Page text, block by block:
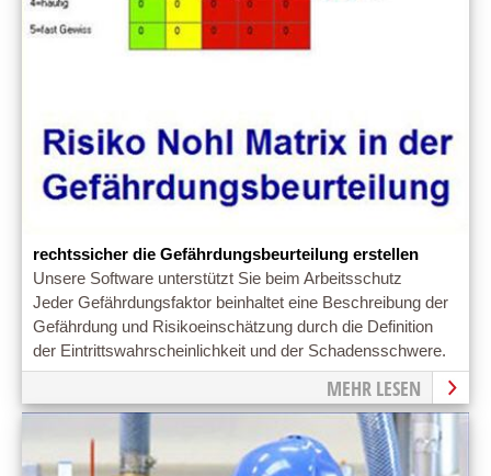
rechtssicher die Gefährdungsbeurteilung erstellen
Unsere Software unterstützt Sie beim Arbeitsschutz
Jeder Gefährdungsfaktor beinhaltet eine Beschreibung der
Gefährdung und Risikoeinschätzung durch die Definition
der Eintrittswahrscheinlichkeit und der Schadensschwere.
MEHR LESEN